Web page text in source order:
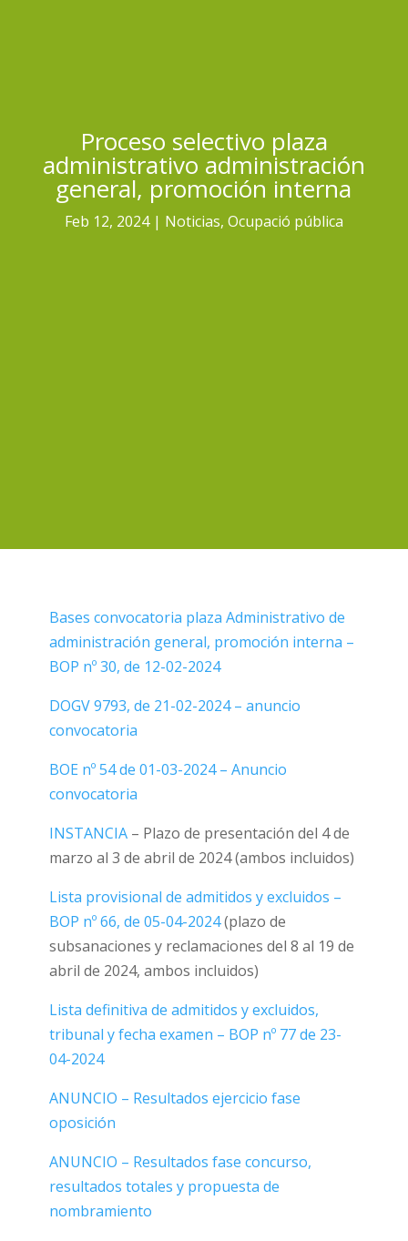
Proceso selectivo plaza
administrativo administración
general, promoción interna
Feb 12, 2024 Noticias, Ocupació pública
Bases convocatoria plaza Administrativo de
administración general, promoción interna –
BOP nº 30, de 12-02-2024
DOGV 9793, de 21-02-2024 – anuncio
convocatoria
BOE nº 54 de 01-03-2024 – Anuncio
convocatoria
INSTANCIA – Plazo de presentación del 4 de
marzo al 3 de abril de 2024 (ambos incluidos)
Lista provisional de admitidos y excluidos –
BOP nº 66, de 05-04-2024(plazo de
subsanaciones y reclamaciones del 8 al 19 de
abril de 2024, ambos incluidos)
Lista definitiva de admitidos y excluidos,
tribunal y fecha examen – BOP nº 77 de 23-
04-2024
ANUNCIO – Resultados ejercicio fase
oposición
ANUNCIO – Resultados fase concurso,
resultados totales y propuesta de
nombramiento